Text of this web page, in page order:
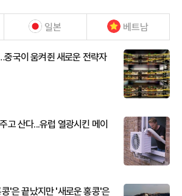
일본 베트남
국이 움켜쥔 새로운 전략자
고 산다...유럽 열광시킨 메이
'은 끝났지만 '새로운 홍콩'은